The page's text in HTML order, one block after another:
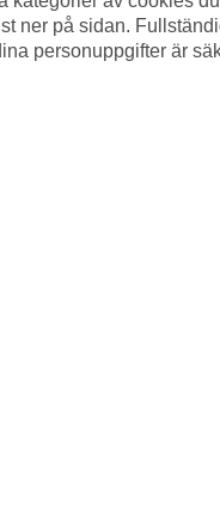
ner på sidan.
personuppgifter är